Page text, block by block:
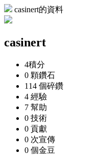
casinert的資料
casinert
4積分
0 顆鑽石
114 個碎鑽
4 經驗
7 幫助
0 技術
0 貢獻
0 次宣傳
0 個金豆